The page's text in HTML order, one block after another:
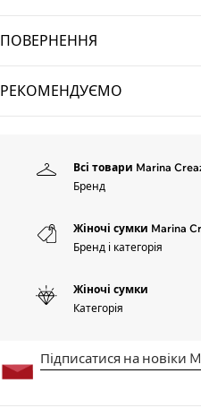
ПОВЕРНЕННЯ
РЕКОМЕНДУЄМО
Всі товари Marina
Бренд
Жіночі сумки Marina
Бренд і категорія
Жіночі сумки
Категорія
Підписатися на новіки